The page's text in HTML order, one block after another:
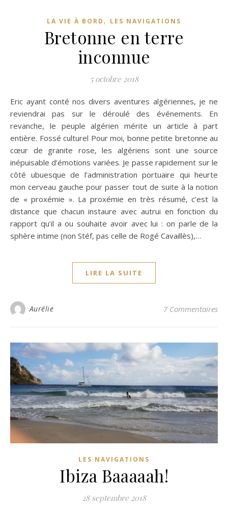
LA VIE À BORD , LES NAVIGATIONS
Bretonne en terre
inconnue
5 octobre 2018
Eric ayant conté nos divers aventures algériennes, je ne
reviendrai pas sur le déroulé des événements. En
revanche, le peuple algérien mérite un article à part
entière. Fossé culturel Pour moi, bonne petite bretonne au
cœur de granite rose, les algériens sont une source
inépuisable d’émotions variées. Je passe rapidement sur le
côté ubuesque de l’administration portuaire qui heurte
mon cerveau gauche pour passer tout de suite à la notion
de « proxémie ». La proxémie en très résumé, c’est la
distance que chacun instaure avec autrui en fonction du
rapport qu’il a ou souhaite avoir avec lui : on parle de la
sphère intime (non Stéf, pas celle de Rogé Cavaillès),…
LIRE LA SUITE
Aurélie 7 Commentaires
LES NAVIGATIONS
Ibiza Baaaaah!
28 septembre 2018